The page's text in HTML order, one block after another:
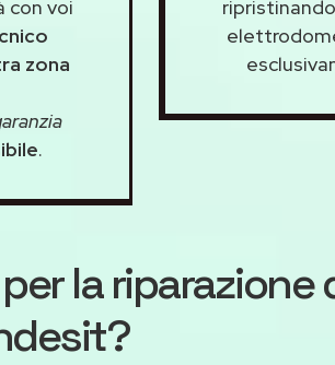
con voi
zona
.
la riparazione